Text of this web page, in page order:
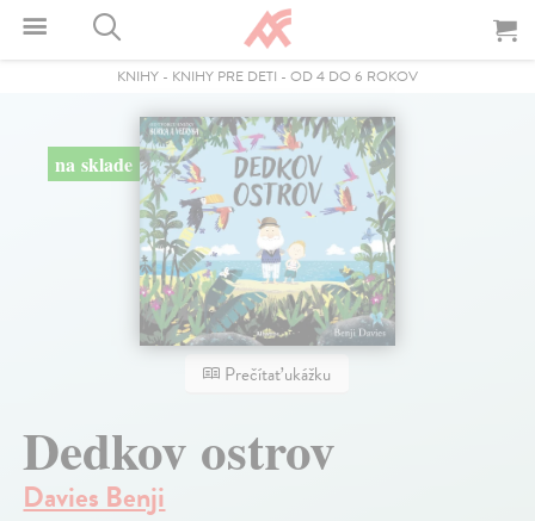
KNIHY - KNIHY PRE DETI - OD 4 DO 6 ROKOV
na sklade
Prečítať ukážku
Dedkov ostrov
Davies Benji